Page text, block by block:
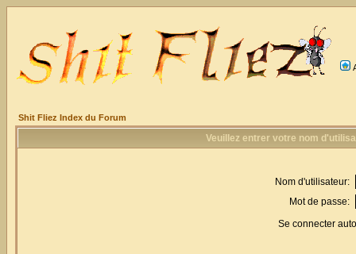
Shit Fliez Index du Forum
Veuillez entrer votre nom
Nom d'utilisateur:
Mot de passe:
Se connecter